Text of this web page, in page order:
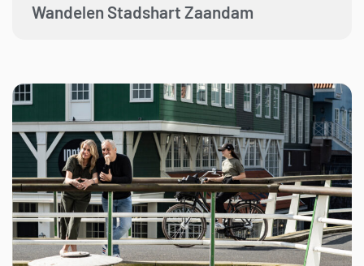
Wandelen Stadshart Zaandam